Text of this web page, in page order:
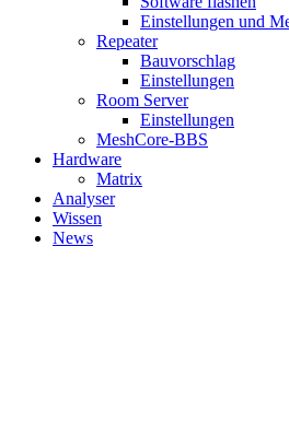
Einstellungen und
Repeater
Bauvorschlag
Einstellungen
Room Server
Einstellungen
MeshCore-BBS
Hardware
Matrix
Analyser
Wissen
News